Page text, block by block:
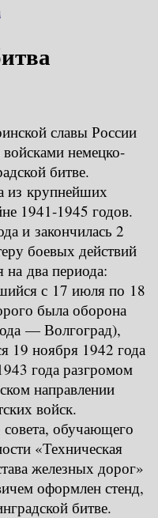
славы России
немецко-
битве.
из крупнейших
1941-1945 годов.
и закончилась 2
боевых действий
на два периода:
с 17 июля по 18
была оборона
— Волгоград),
19 ноября 1942 года
года разгромом
направлении
войск.
совета, обучающего
«Техническая
железных дорог»
оформлен стенд,
битве.